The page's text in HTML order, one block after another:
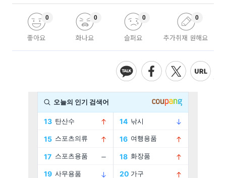
좋아요
0
화나요
0
슬퍼요
0
추가취재 원해요
0